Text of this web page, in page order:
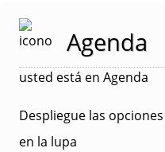
Agenda
usted está en Agenda
Despliegue las
en la lupa